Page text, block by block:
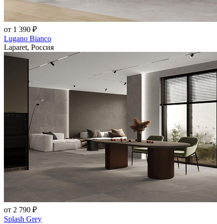
от 1 390 ₽
Lugano Bianco
Laparet, Россия
от 2 790 ₽
Splash Grey